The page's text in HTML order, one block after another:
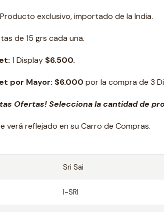
Producto exclusivo, importado de la India.
de 15 grs cada una.
1 Display $6.500.
por Mayor: $6.000 por la compra de 3
Ofertas! Selecciona la cantidad de
verá reflejado en su Carro de Compras.
Sri Sai
I-SRI